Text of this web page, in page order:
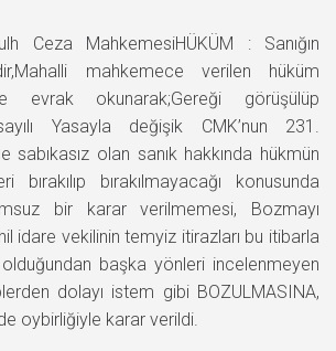
Ceza MahkemesiHÜKÜM : Sanığın
mahkemece verilen hüküm
evrak okunarak;Gereği görüşülüp
Yasayla değişik CMK’nun 231.
sabıkasız olan sanık hakkında hükmün
bırakılıp bırakılmayacağı konusunda
bir karar verilmemesi, Bozmayı
idare vekilinin temyiz itirazları bu itibarla
başka yönleri incelenmeyen
dolayı istem gibi BOZULMASINA,
oybirliğiyle karar verildi.